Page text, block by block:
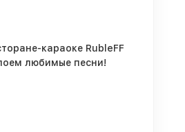
караоке RubleFF
любимые песни!